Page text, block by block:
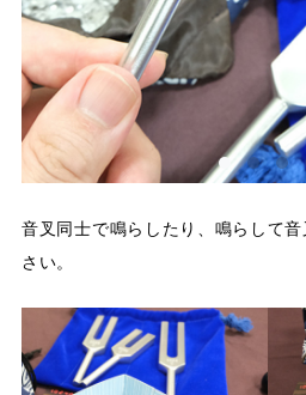
音叉同士で鳴らしたり、鳴らして
さい。